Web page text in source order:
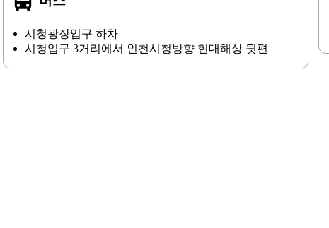
시청광장입구 하차
시청입구 3거리에서 인천시청방향 현대해상 뒷편